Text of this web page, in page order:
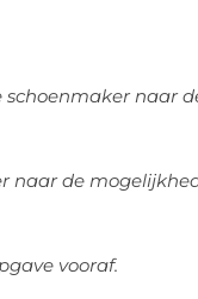
naar
naar de
vooraf.